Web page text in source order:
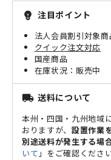
emoji_objects 注目ポイント
法人会員割引対象商
クイック注文対応
国産商品
販売中
local_shipping 送料について
本州・四国・九州地域
おりますが、 設置作業
別途送料が発生する場
いて 」をご確認ください